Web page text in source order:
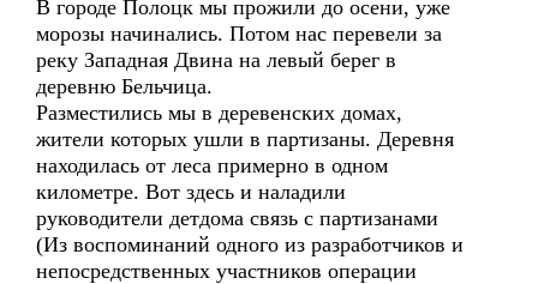
В городе Полоцк мы прожили до осени, уже
морозы начинались. Потом нас перевели за
реку Западная Двина на левый берег в
деревню Бельчица.
Разместились мы в деревенских домах,
жители которых ушли в партизаны. Деревня
находилась от леса примерно в одном
километре. Вот здесь и наладили
руководители детдома связь с партизанами
(Из воспоминаний одного из разработчиков и
непосредственных участников операции